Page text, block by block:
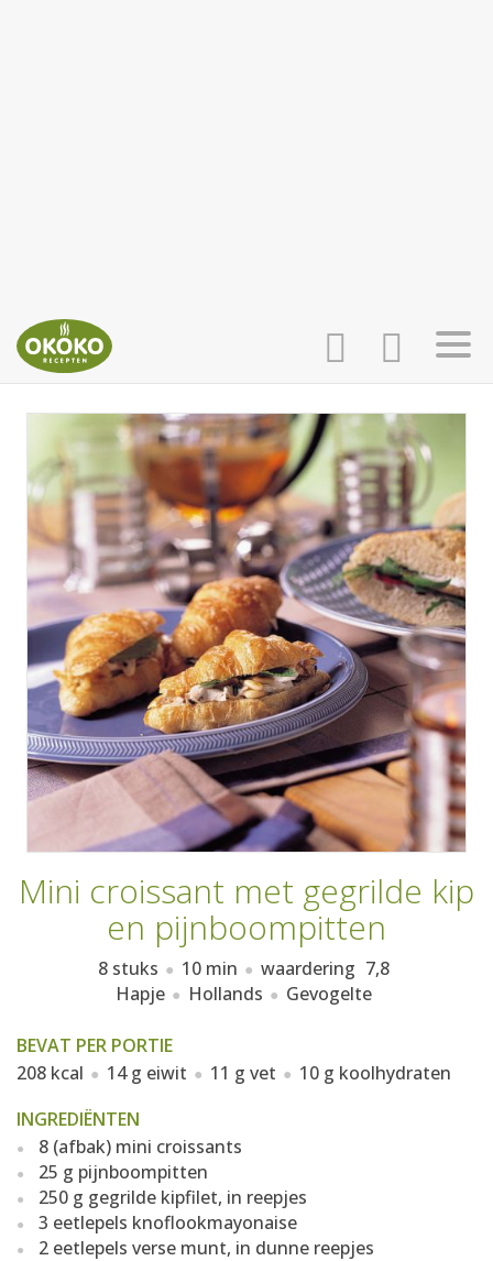
INLOGGEN
AANMELDEN
HOME
RECEPTEN
WEEKMENU'S
KOOKBOEKEN
Mini croissant met gegrilde kip
en pijnboompitten
8 stuks 10 min waardering 7,8
Hapje
Hollands Gevogelte
BEVAT PER PORTIE
208 kcal
14 g eiwit 11 g vet
10 g koolhydraten
INGREDIËNTEN
8 (afbak) mini croissants
25 g pijnboompitten
250 g gegrilde kipfilet, in reepjes
3 eetlepels knoflookmayonaise
2 eetlepels verse munt, in dunne reepjes